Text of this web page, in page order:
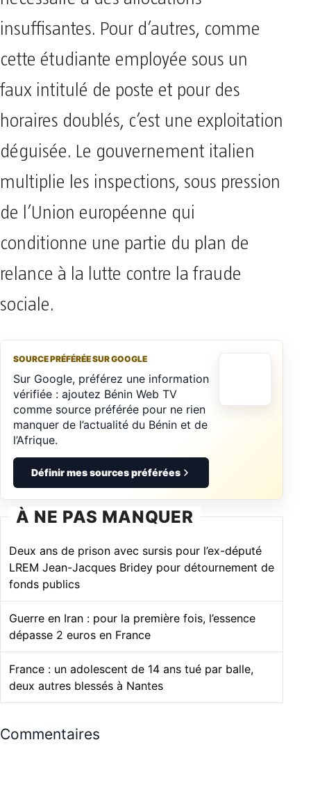
insuffisantes. Pour d’autres, comme
cette étudiante employée sous un
faux intitulé de poste et pour des
horaires doublés, c’est une exploitation
déguisée. Le gouvernement italien
multiplie les inspections, sous pression
de l’Union européenne qui
conditionne une partie du plan de
relance à la lutte contre la fraude
sociale.
SOURCE PRÉFÉRÉE SUR GOOGLE
Sur Google, préférez une information
vérifiée : ajoutez Bénin Web TV
comme source préférée pour ne rien
manquer de l’actualité du Bénin et de
l’Afrique.
Définir mes sources préférées
À NE PAS MANQUER
Deux ans de prison avec sursis pour l’ex-député
LREM Jean-Jacques Bridey pour détournement de
fonds publics
Guerre en Iran : pour la première fois, l’essence
dépasse 2 euros en France
France : un adolescent de 14 ans tué par balle,
deux autres blessés à Nantes
Commentaires